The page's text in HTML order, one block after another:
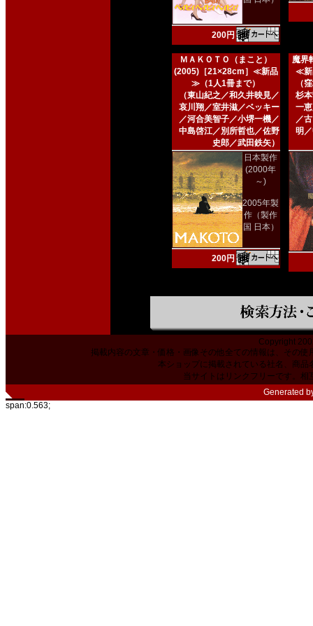
200円
ＭＡＫＯＴＯ（まこと）
(2005)［21×28cm］≪新品
≫（1人1冊まで）
（東山紀之／和久井映見／
哀川翔／室井滋／ベッキー
／河合美智子／小堺一機／
中島啓江／別所哲也／佐野
史郎／武田鉄矢）
日本製作
(2000年
～)
2005年製
作（製作
国 日本）
200円
魔界
≪新
（
杉
一
／
明
Copyright
掲載内容の文章・価格・画像その他全ての情報は、その
本ショップに掲載されている社名、商
当サイトはリンクフリーです。相
Generated
span:0.563;